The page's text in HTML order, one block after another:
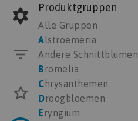
Produktgruppen
Alle Gruppen
Alstroemeria
Andere Schnittblumen
B romelia
C hrysanthemen
Droogbloemen
E ryngium